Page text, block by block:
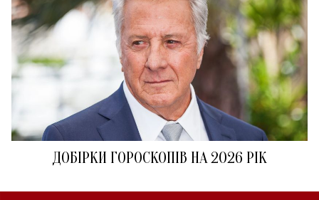
ДОБІРКИ ГОРОСКОПІВ НА 2026 РІК